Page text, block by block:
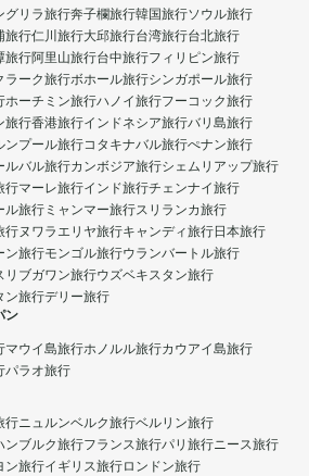
グリラ旅行奔子欄旅行韓国旅行ソウル旅行
旅行仁川旅行大邱旅行台湾旅行台北旅行
旅行阿里山旅行台中旅行フィリピン旅行
ラーク旅行ボホール旅行シンガポール旅行
ホーチミン旅行ハノイ旅行フーコック旅行
旅行香港旅行インドネシア旅行バリ島旅行
ンプール旅行コタキナバル旅行ぺナン旅行
ルバル旅行カンボジア旅行シェムリアップ旅行
行マーレ旅行インド旅行チェンナイ旅行
ル旅行 ミャンマー旅行スリランカ旅行
行ヌワラエリヤ旅行キャンディ旅行日本旅行
ン旅行モンゴル旅行ウランバートル旅行
リブガワン旅行ウズベキスタン旅行
ン旅行デリー旅行
ン
マウイ島旅行ホノルル旅行カウアイ島旅行
パラオ旅行
行ニュルンベルク旅行ベルリン旅行
ンブルク旅行フランス旅行パリ旅行ニース旅行
ン旅行イギリス旅行ロンドン旅行